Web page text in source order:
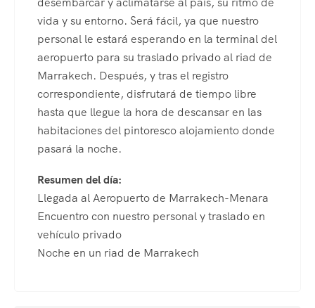
vida y su entorno. Será fácil, ya que nuestro
personal le estará esperando en la terminal del
aeropuerto para su traslado privado al riad de
Marrakech. Después, y tras el registro
correspondiente, disfrutará de tiempo libre
hasta que llegue la hora de descansar en las
habitaciones del pintoresco alojamiento donde
pasará la noche.
Resumen del día:
Llegada al Aeropuerto de Marrakech-Menara
Encuentro con nuestro personal y traslado en
vehículo privado
Noche en un riad de Marrakech